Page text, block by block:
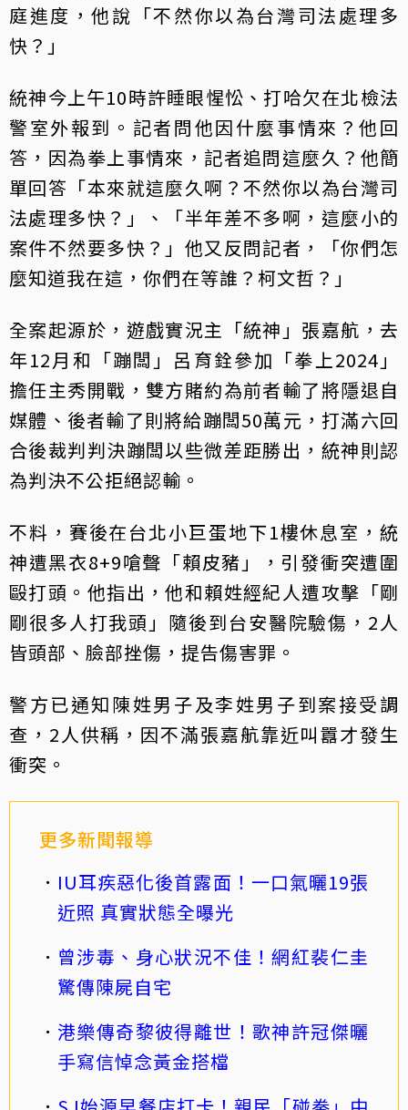
庭進度，他說「不然你以為台灣司法處理多
快？」
統神今上午10時許睡眼惺忪、打哈欠在北檢法
警室外報到。記者問他因什麼事情來？他回
答，因為拳上事情來，記者追問這麼久？他簡
單回答「本來就這麼久啊？不然你以為台灣司
法處理多快？」、「半年差不多啊，這麼小的
案件不然要多快？」他又反問記者，「你們怎
麼知道我在這，你們在等誰？柯文哲？」
全案起源於，遊戲實況主「統神」張嘉航，去
年12月和「蹦闆」呂育銓參加「拳上2024」
擔任主秀開戰，雙方賭約為前者輸了將隱退自
媒體、後者輸了則將給蹦闆50萬元，打滿六回
合後裁判判決蹦闆以些微差距勝出，統神則認
為判決不公拒絕認輸。
不料，賽後在台北小巨蛋地下1樓休息室，統
神遭黑衣8+9嗆聲「賴皮豬」，引發衝突遭圍
毆打頭。他指出，他和賴姓經紀人遭攻擊「剛
剛很多人打我頭」隨後到台安醫院驗傷，2人
皆頭部、臉部挫傷，提告傷害罪。
警方已通知陳姓男子及李姓男子到案接受調
查，2人供稱，因不滿張嘉航靠近叫囂才發生
衝突。
更多新聞報導
IU耳疾惡化後首露面！一口氣曬19張
近照 真實狀態全曝光
曾涉毒、身心狀況不佳！網紅裴仁圭
驚傳陳屍自宅
港樂傳奇黎彼得離世！歌神許冠傑曬
手寫信悼念黃金搭檔